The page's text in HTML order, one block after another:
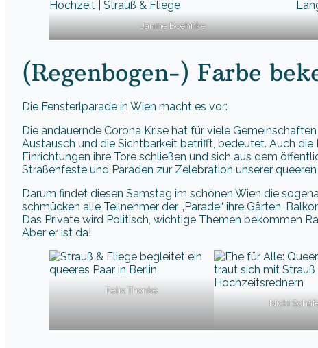
Janine Boehnke
(Regenbogen-) Farbe
Die Fensterlparade in Wien macht es vor:
Die andauernde Corona Krise hat für viele
Austausch und die Sichtbarkeit betrifft, bedeutet. Auch
Einrichtungen ihre Tore schließen und sich aus dem
Straßenfeste und Paraden zur Zelebration unserer
Darum findet diesen Samstag im schönen Wien die
schmücken alle Teilnehmer der „Parade“ ihre Gärten,
Das Private wird Politisch, wichtige Themen bekommen
Aber er ist da!
Felix Thonke
Nicki